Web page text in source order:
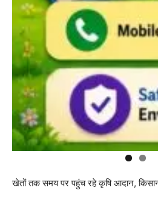
खेतों तक समय पर पहुंच रहे कृषि आदान,